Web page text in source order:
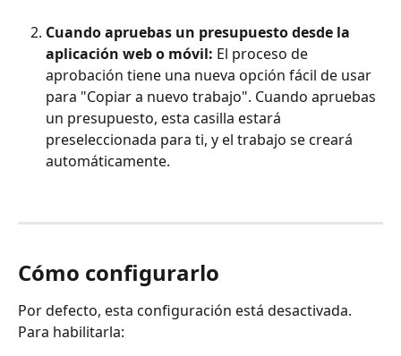
Cuando apruebas un presupuesto desde la
aplicación web o móvil: El proceso de
aprobación tiene una nueva opción fácil de usar
para "Copiar a nuevo trabajo". Cuando apruebas
un presupuesto, esta casilla estará
preseleccionada para ti, y el trabajo se creará
automáticamente.
Cómo configurarlo
Por defecto, esta configuración está desactivada.
Para habilitarla: